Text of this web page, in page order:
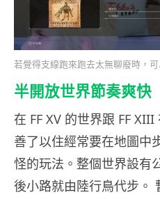
若覺得支線跑來跑去太無聊廢時，
半開放世界節奏爽快
在 FF XV 的世界跟 FF
善了以住經常要在地圖中
怪的玩法。整個世界設有
後小路就由陸行鳥代步。